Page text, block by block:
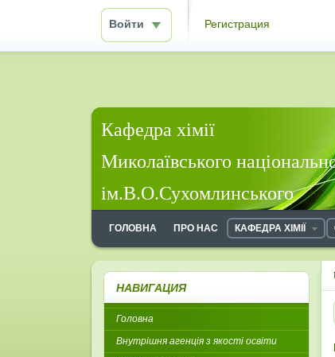
Войти Регистрация
Кафедра хімії
Миколаївського
ім.В.О.Сухомлинського
ГОЛОВНА ПРО НАС КАФЕДРА ХІМІЇ
НАВИГАЦИЯ
Головна
Внутрішня агенція з якості освіти